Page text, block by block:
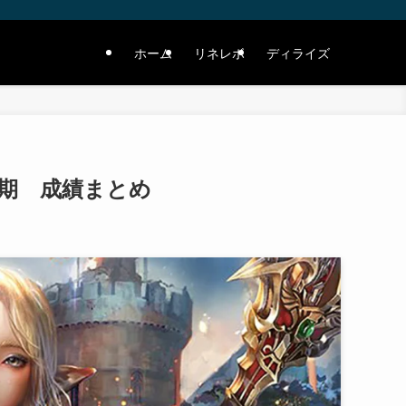
ホーム リネレボ ディライズ
成績まとめ